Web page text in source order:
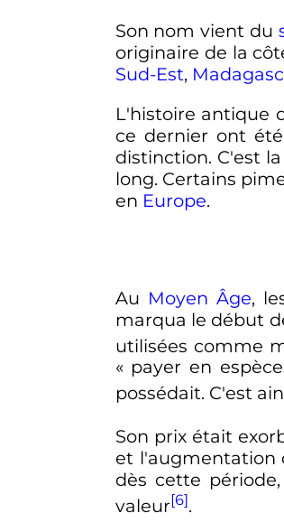
Son nom vient du
originaire de la
Sud-Est,
L'histoire antique
ce dernier ont
distinction. C'est
long. Certains
en Europe.
Au Moyen Âge,
marqua le début
utilisées comme
« payer en
possédait. C'est
Son prix était
et l'augmentation
dès cette
valeur[6].